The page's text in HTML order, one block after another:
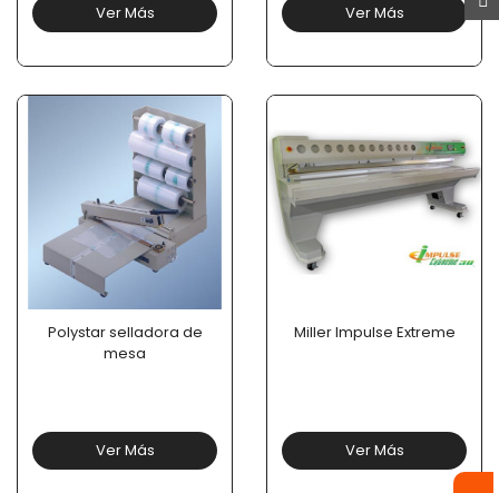
Ver Más Ver Más
Polystar selladora de
mesa
Ver Más
Miller Impulse Extreme
Ver Más